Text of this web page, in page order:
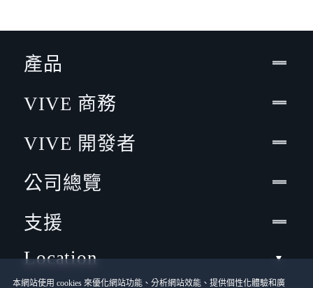
本網站使用 cookies 來優化網站功能、分析網站效能、提供個性化體驗和廣
產品
VIVE 商務
VIVE 開發者
公司總覽
支援
Location